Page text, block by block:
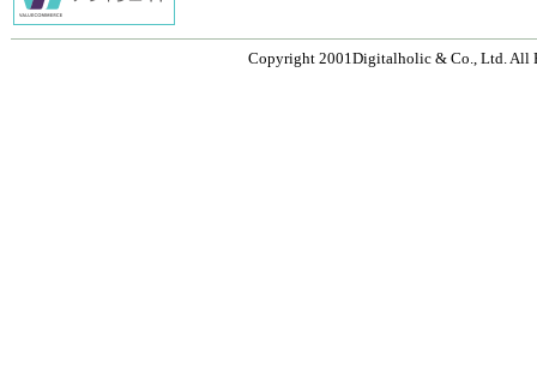
Copyright 2001Digitalholic & Co., Ltd. All